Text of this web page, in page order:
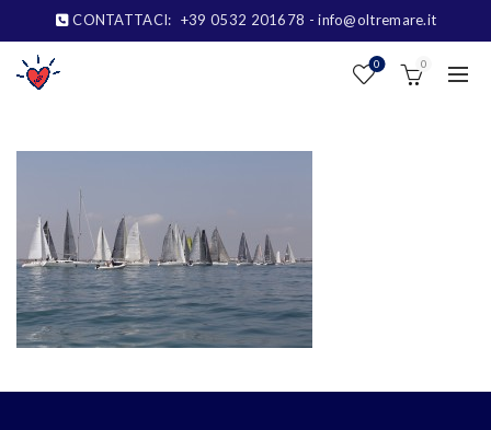
CONTATTACI: +39 0532 201678 - info@oltremare.it
0 0